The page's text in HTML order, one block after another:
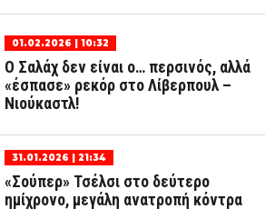
01.02.2026 | 10:32
Ο Σαλάχ δεν είναι ο… περσινός, αλλά
«έσπασε» ρεκόρ στο Λίβερπουλ –
Νιούκαστλ!
31.01.2026 | 21:34
«Σούπερ» Τσέλσι στο δεύτερο
ημίχρονο, μεγάλη ανατροπή κόντρα